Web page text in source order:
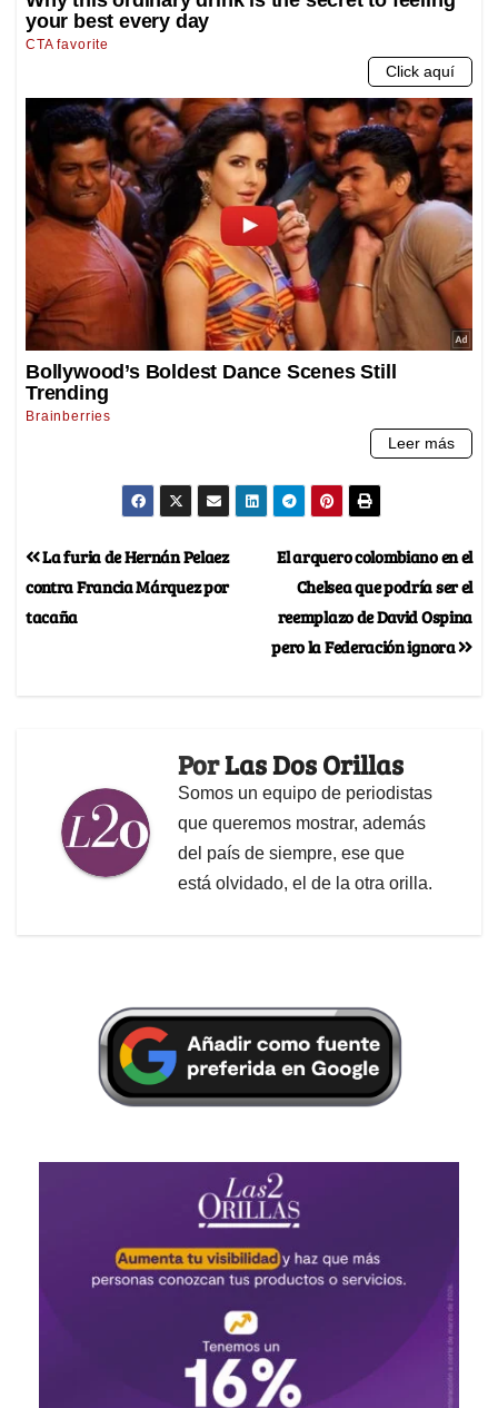
El arquero colombiano en el
Chelsea que podría ser el
reemplazo de David Ospina
pero la Federación ignora
La furia de Hernán Pelaez
contra Francia Márquez por
tacaña
PorLas Dos Orillas
Somos un equipo de periodistas
que queremos mostrar, además
del país de siempre, ese que
está olvidado, el de la otra orilla.